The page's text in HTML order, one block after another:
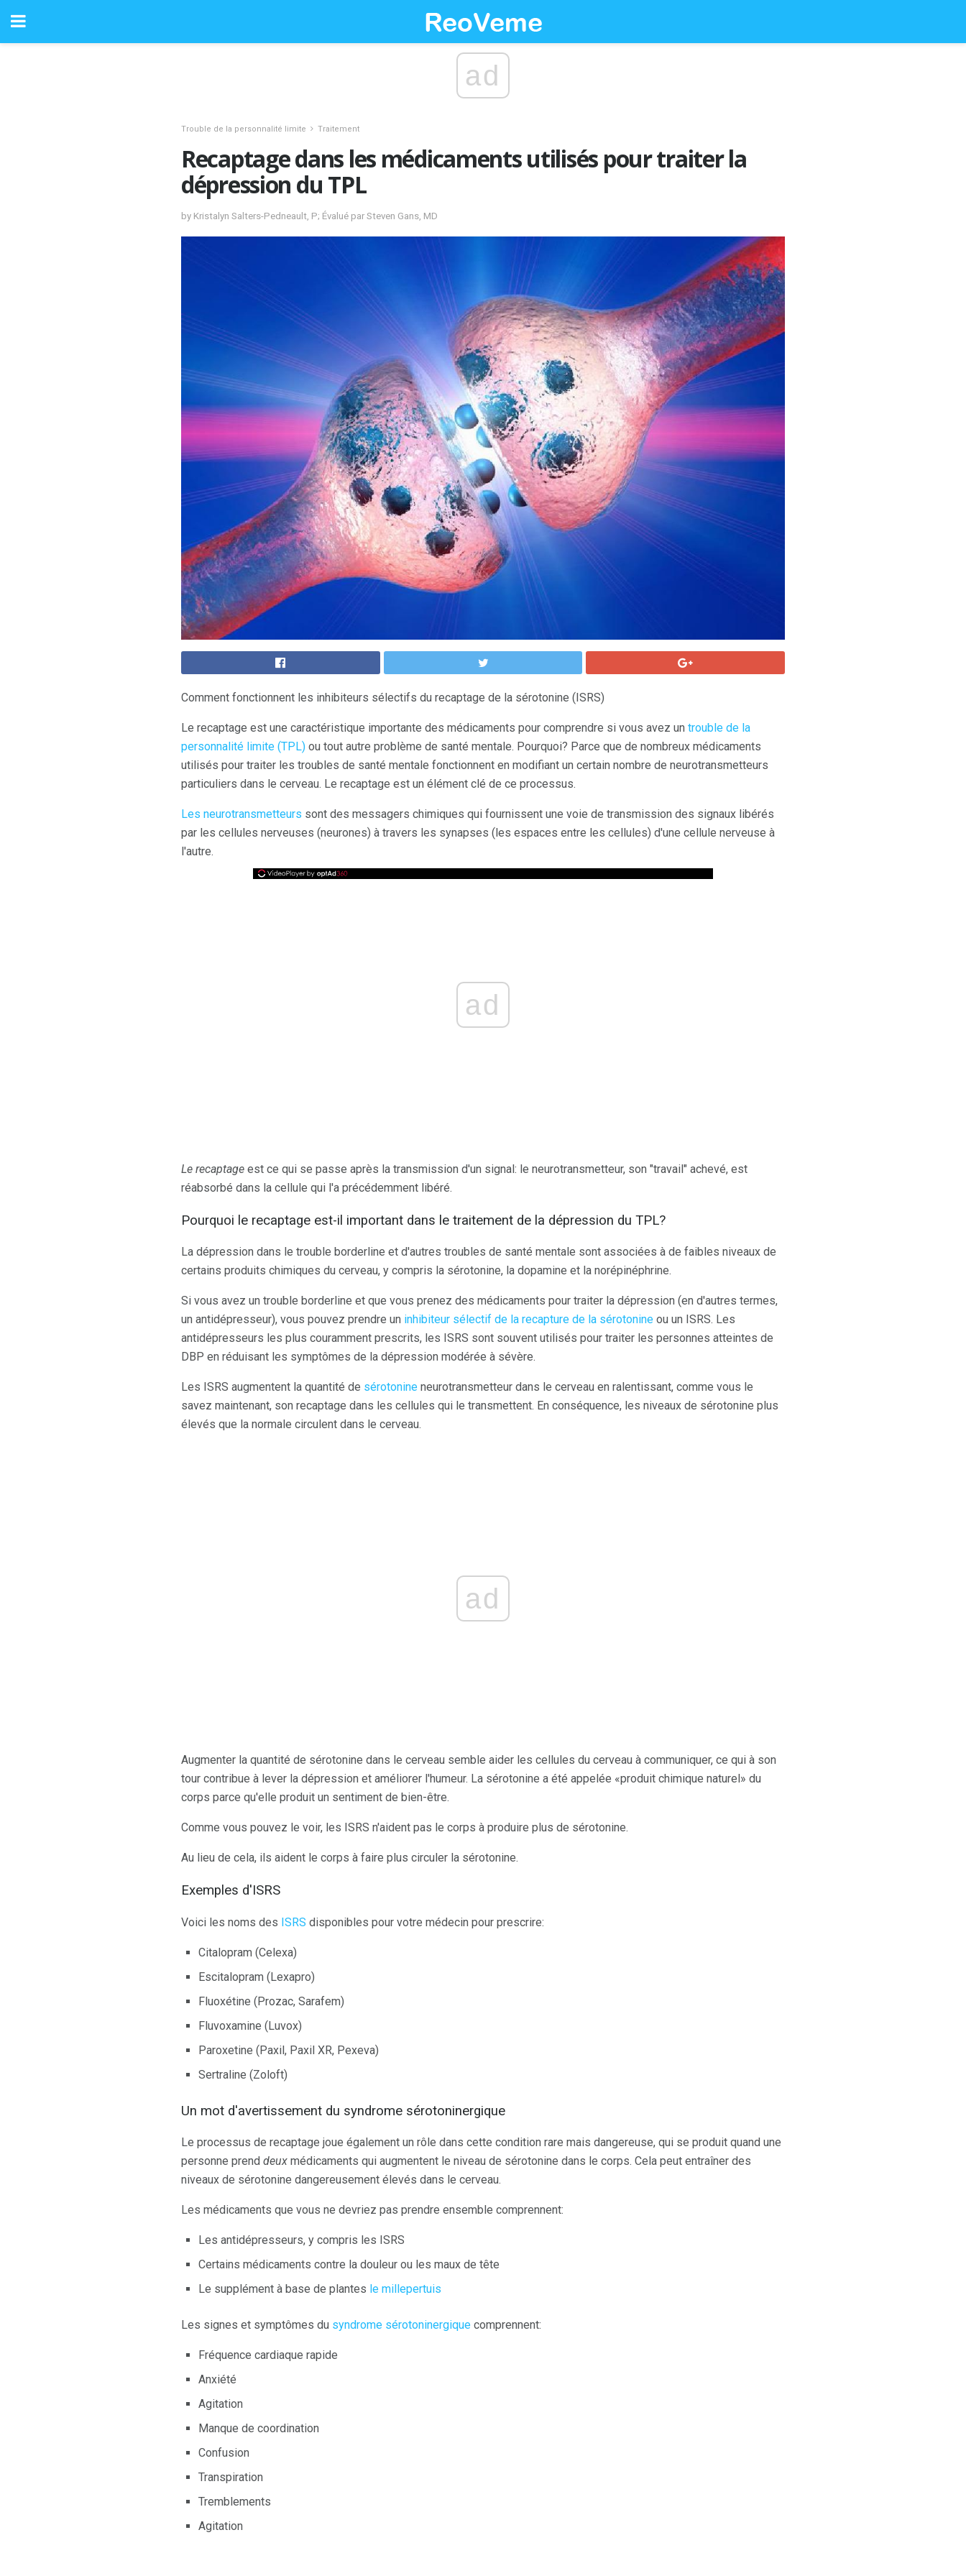
ad
Trouble de la personnalité limite Traitement
Recaptage dans les médicaments utilisés pour traiter la
dépression du TPL
by Kristalyn Salters-Pedneault, P; Évalué par Steven Gans, MD
Comment fonctionnent les inhibiteurs sélectifs du recaptage de la sérotonine (ISRS)
Le recaptage est une caractéristique importante des médicaments pour comprendre si vous avez un trouble de la
personnalité limite (TPL) ou tout autre problème de santé mentale. Pourquoi? Parce que de nombreux médicaments
utilisés pour traiter les troubles de santé mentale fonctionnent en modifiant un certain nombre de neurotransmetteurs
particuliers dans le cerveau. Le recaptage est un élément clé de ce processus.
Les neurotransmetteurs sont des messagers chimiques qui fournissent une voie de transmission des signaux libérés
par les cellules nerveuses (neurones) à travers les synapses (les espaces entre les cellules) d'une cellule nerveuse à
l'autre.
ad
Le recaptage est ce qui se passe après la transmission d'un signal: le neurotransmetteur, son "travail" achevé, est
réabsorbé dans la cellule qui l'a précédemment libéré.
Pourquoi le recaptage est-il important dans le traitement de la dépression du TPL?
La dépression dans le trouble borderline et d'autres troubles de santé mentale sont associées à de faibles niveaux de
certains produits chimiques du cerveau, y compris la sérotonine, la dopamine et la norépinéphrine.
Si vous avez un trouble borderline et que vous prenez des médicaments pour traiter la dépression (en d'autres termes,
un antidépresseur), vous pouvez prendre un inhibiteur sélectif de la recapture de la sérotonine ou un ISRS. Les
antidépresseurs les plus couramment prescrits, les ISRS sont souvent utilisés pour traiter les personnes atteintes de
DBP en réduisant les symptômes de la dépression modérée à sévère.
Les ISRS augmentent la quantité de sérotonine neurotransmetteur dans le cerveau en ralentissant, comme vous le
savez maintenant, son recaptage dans les cellules qui le transmettent. En conséquence, les niveaux de sérotonine plus
élevés que la normale circulent dans le cerveau.
ad
Augmenter la quantité de sérotonine dans le cerveau semble aider les cellules du cerveau à communiquer, ce qui à son
tour contribue à lever la dépression et améliorer l'humeur. La sérotonine a été appelée «produit chimique naturel» du
corps parce qu'elle produit un sentiment de bien-être.
Comme vous pouvez le voir, les ISRS n'aident pas le corps à produire plus de sérotonine.
Au lieu de cela, ils aident le corps à faire plus circuler la sérotonine.
Exemples d'ISRS
Voici les noms des ISRS disponibles pour votre médecin pour prescrire:
Citalopram (Celexa)
Escitalopram (Lexapro)
Fluoxétine (Prozac, Sarafem)
Fluvoxamine (Luvox)
Paroxetine (Paxil, Paxil XR, Pexeva)
Sertraline (Zoloft)
Un mot d'avertissement du syndrome sérotoninergique
Le processus de recaptage joue également un rôle dans cette condition rare mais dangereuse, qui se produit quand une
personne prend deux médicaments qui augmentent le niveau de sérotonine dans le corps. Cela peut entraîner des
niveaux de sérotonine dangereusement élevés dans le cerveau.
Les médicaments que vous ne devriez pas prendre ensemble comprennent:
Les antidépresseurs, y compris les ISRS
Certains médicaments contre la douleur ou les maux de tête
Le supplément à base de plantes le millepertuis
Les signes et symptômes du syndrome sérotoninergique comprennent:
Fréquence cardiaque rapide
Anxiété
Agitation
Manque de coordination
Confusion
Transpiration
Tremblements
Agitation